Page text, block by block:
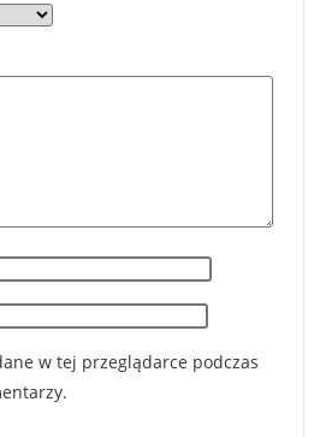
w tej przeglądarce podczas